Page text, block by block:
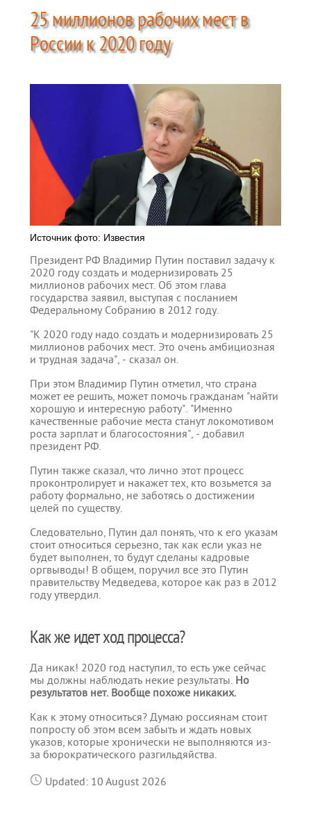
25 миллионов рабочих мест в
России к 2020 году
Источник фото: Известия
Президент РФ Владимир Путин поставил задачу к
2020 году создать и модернизировать 25
миллионов рабочих мест. Об этом глава
государства заявил, выступая с посланием
Федеральному Собранию в 2012 году.
"К 2020 году надо создать и модернизировать 25
миллионов рабочих мест. Это очень амбициозная
и трудная задача", - сказал он.
При этом Владимир Путин отметил, что страна
может ее решить, может помочь гражданам "найти
хорошую и интересную работу". "Именно
качественные рабочие места станут локомотивом
роста зарплат и благосостояния", - добавил
президент РФ.
Путин также сказал, что лично этот процесс
проконтролирует и накажет тех, кто возьмется за
работу формально, не заботясь о достижении
целей по существу.
Следовательно, Путин дал понять, что к его указам
стоит относиться серьезно, так как если указ не
будет выполнен, то будут сделаны кадровые
оргвыводы! В общем, поручил все это Путин
правительству Медведева, которое как раз в 2012
году утвердил.
Как же идет ход процесса?
Да никак! 2020 год наступил, то есть уже сейчас
мы должны наблюдать некие результаты. Но
результатов нет. Вообще похоже никаких.
Как к этому относиться? Думаю россиянам стоит
попросту об этом всем забыть и ждать новых
указов, которые хронически не выполняются из-
за бюрократического разгильдяйства.
Updated: 10 August 2026